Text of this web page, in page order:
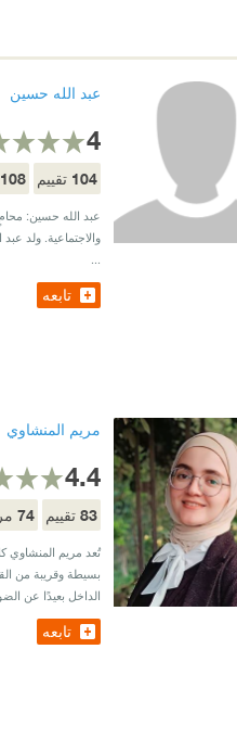
عبد الله حسين
4
104 تقييم 108
عبد الله حسين:
والاجتماعية. ولد
...
تابعه
مريم المنشاوي
4.4
83 تقييم 74
تُعد مريم المنشاوي
بسيطة وقريبة من
الداخل بعيدًا عن
تابعه